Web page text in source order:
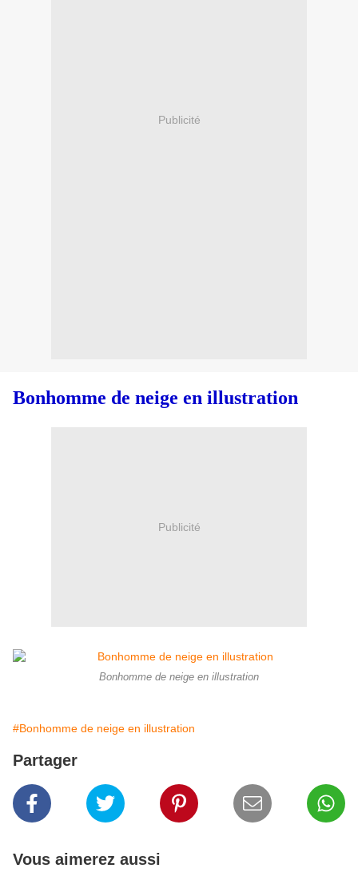
Publicité
Bonhomme de neige en illustration
Publicité
Bonhomme de neige en illustration
#Bonhomme de neige en illustration
Partager
Vous aimerez aussi